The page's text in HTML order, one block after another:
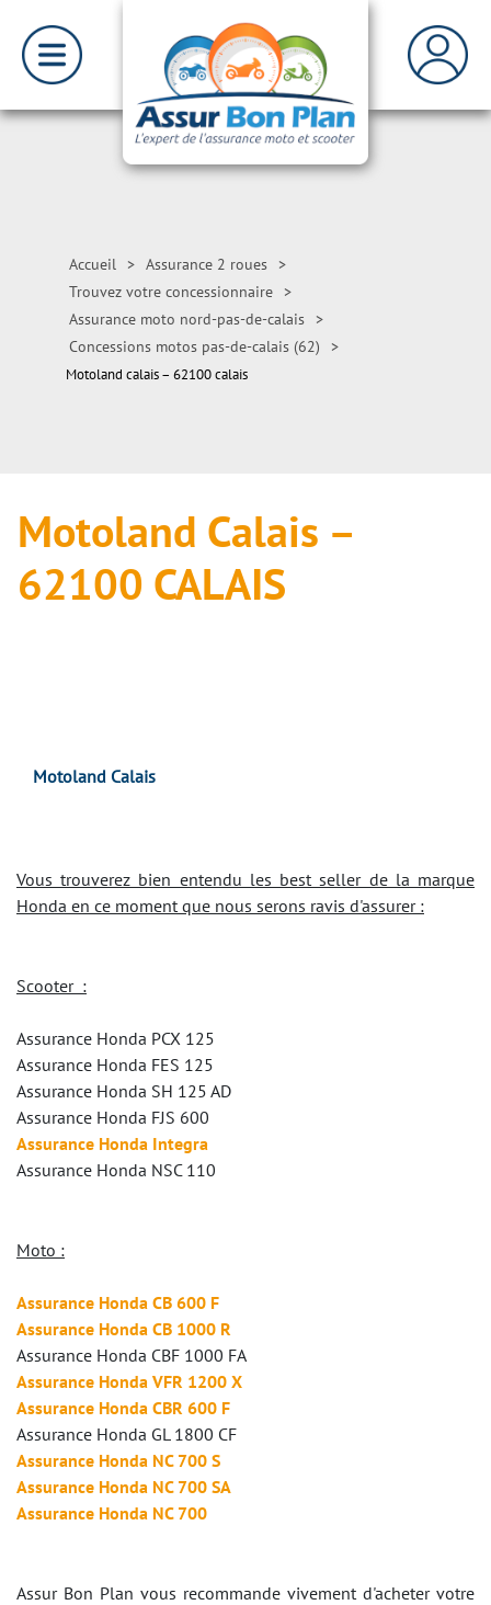
Accueil > Assurance 2 roues >
Trouvez votre concessionnaire >
Assurance moto nord-pas-de-calais >
Concessions motos pas-de-calais (62)
>
Motoland calais – 62100 calais
Motoland Calais –
62100 CALAIS
Motoland Calais
Vous trouverez bien entendu les best seller de la marque
Honda en ce moment que nous serons ravis d'assurer :
Scooter :
Assurance Honda PCX 125
Assurance Honda FES 125
Assurance Honda SH 125 AD
Assurance Honda FJS 600
Assurance Honda Integra
Assurance Honda NSC 110
Moto :
Assurance Honda CB 600 F
Assurance Honda CB 1000 R
Assurance Honda CBF 1000 FA
Assurance Honda VFR 1200 X
Assurance Honda CBR 600 F
Assurance Honda GL 1800 CF
Assurance Honda NC 700 S
Assurance Honda NC 700 SA
Assurance Honda NC 700
Assur Bon Plan vous recommande vivement d'acheter votre